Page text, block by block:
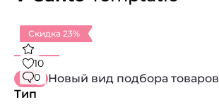
Скидка 23%
10
0
Новый вид подбора товаров
Тип